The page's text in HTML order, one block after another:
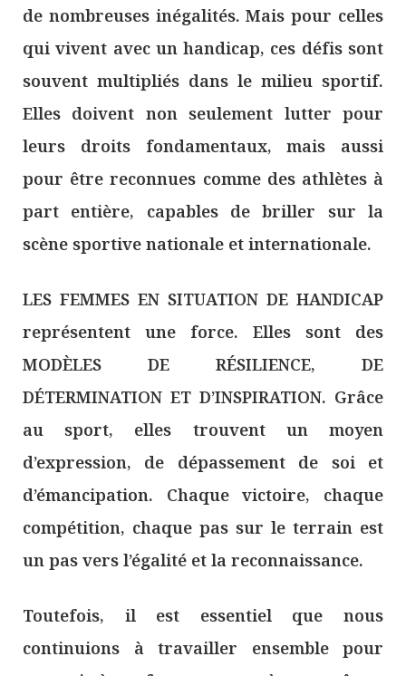
de nombreuses inégalités. Mais pour celles
qui vivent avec un handicap, ces défis sont
souvent multipliés dans le milieu sportif.
Elles doivent non seulement lutter pour
leurs droits fondamentaux, mais aussi
pour être reconnues comme des athlètes à
part entière, capables de briller sur la
scène sportive nationale et internationale.
LES FEMMES EN SITUATION DE HANDICAP
représentent une force. Elles sont des
MODÈLES DE RÉSILIENCE, DE
DÉTERMINATION ET D’INSPIRATION. Grâce
au sport, elles trouvent un moyen
d’expression, de dépassement de soi et
d’émancipation. Chaque victoire, chaque
compétition, chaque pas sur le terrain est
un pas vers l’égalité et la reconnaissance.
Toutefois, il est essentiel que nous
continuions à travailler ensemble pour